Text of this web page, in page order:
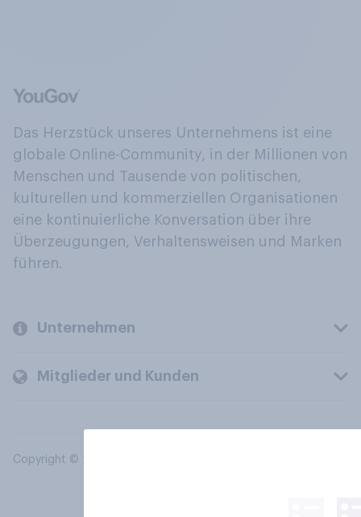
Das Herzstück unseres Unternehmens ist eine
globale Online-Community, in der Millionen von
Menschen und Tausende von politischen,
kulturellen und kommerziellen Organisationen
eine kontinuierliche Konversation über ihre
Überzeugungen, Verhaltensweisen und Marken
führen.
Unternehmen
Mitglieder und Kunden
Copyright © 2026 YouGov PLC. Alle Rechte vorbehalten.